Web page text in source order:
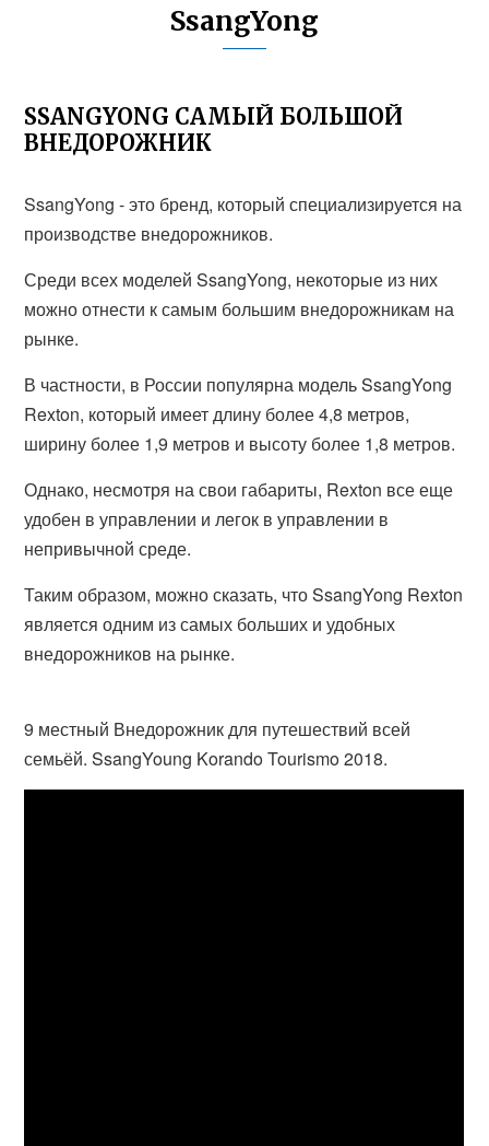
SsangYong
SSANGYONG САМЫЙ БОЛЬШОЙ
ВНЕДОРОЖНИК
SsangYong - это бренд, который специализируется на
производстве внедорожников.
Среди всех моделей SsangYong, некоторые из них
можно отнести к самым большим внедорожникам на
рынке.
В частности, в России популярна модель SsangYong
Rexton, который имеет длину более 4,8 метров,
ширину более 1,9 метров и высоту более 1,8 метров.
Однако, несмотря на свои габариты, Rexton все еще
удобен в управлении и легок в управлении в
непривычной среде.
Таким образом, можно сказать, что SsangYong Rexton
является одним из самых больших и удобных
внедорожников на рынке.
9 местный Внедорожник для путешествий всей
семьёй. SsangYoung Korando Tourismo 2018.